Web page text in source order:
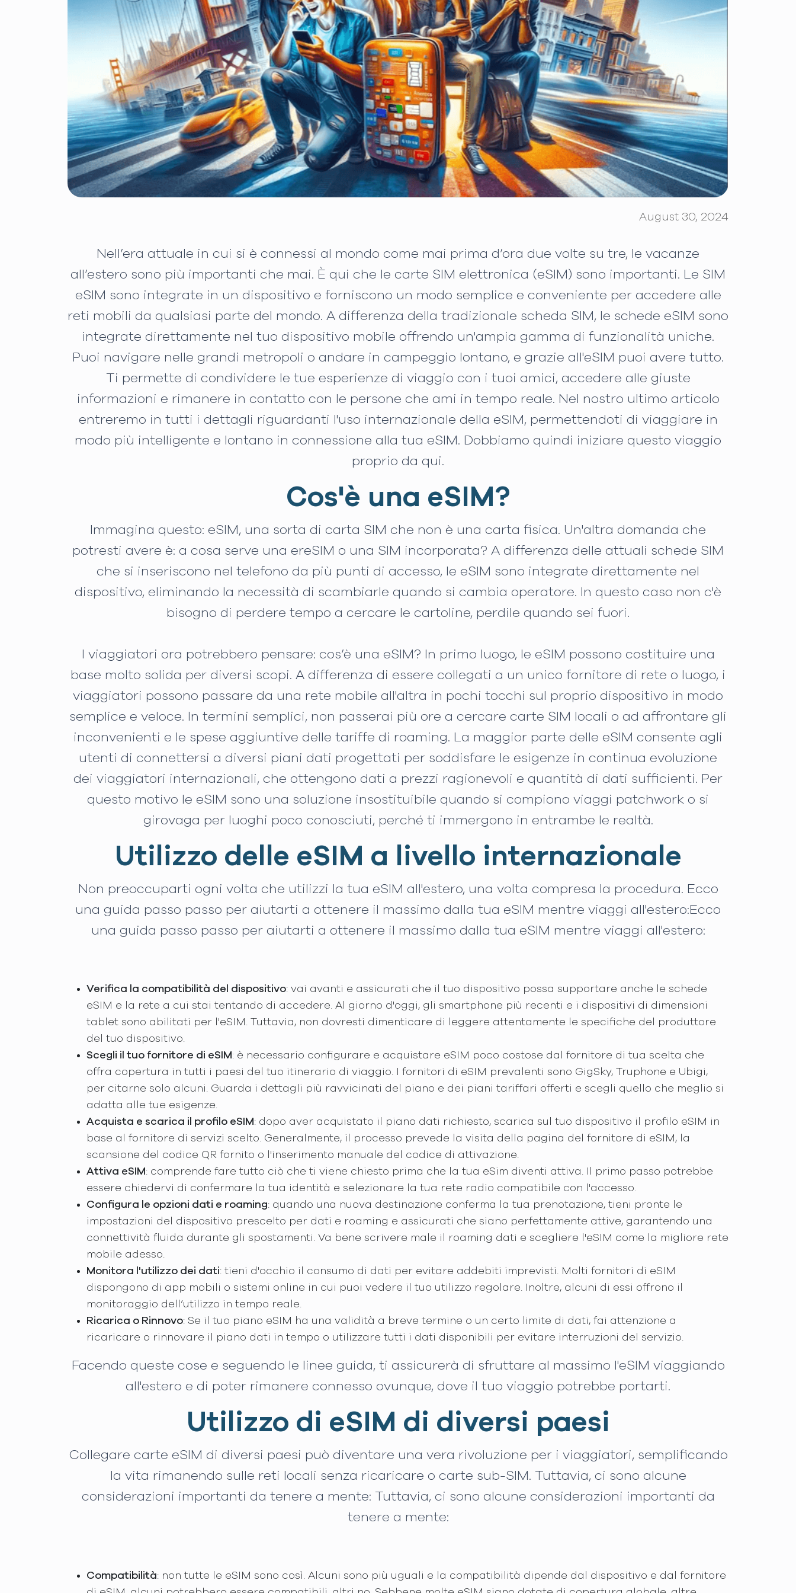
August 30, 2024
Nell’era attuale in cui si è connessi al mondo come mai prima d’ora due volte su tre, le vacanze
all’estero sono più importanti che mai. È qui che le carte SIM elettronica (eSIM) sono importanti. Le SIM
eSIM sono integrate in un dispositivo e forniscono un modo semplice e conveniente per accedere alle
reti mobili da qualsiasi parte del mondo. A differenza della tradizionale scheda SIM, le schede eSIM sono
integrate direttamente nel tuo dispositivo mobile offrendo un'ampia gamma di funzionalità uniche.
Puoi navigare nelle grandi metropoli o andare in campeggio lontano, e grazie all'eSIM puoi avere tutto.
Ti permette di condividere le tue esperienze di viaggio con i tuoi amici, accedere alle giuste
informazioni e rimanere in contatto con le persone che ami in tempo reale. Nel nostro ultimo articolo
entreremo in tutti i dettagli riguardanti l'uso internazionale della eSIM, permettendoti di viaggiare in
modo più intelligente e lontano in connessione alla tua eSIM. Dobbiamo quindi iniziare questo viaggio
proprio da qui.
Cos'è una eSIM?
Immagina questo: eSIM, una sorta di carta SIM che non è una carta fisica. Un'altra domanda che
potresti avere è: a cosa serve una ereSIM o una SIM incorporata? A differenza delle attuali schede SIM
che si inseriscono nel telefono da più punti di accesso, le eSIM sono integrate direttamente nel
dispositivo, eliminando la necessità di scambiarle quando si cambia operatore. In questo caso non c'è
bisogno di perdere tempo a cercare le cartoline, perdile quando sei fuori.
I viaggiatori ora potrebbero pensare: cos’è una eSIM? In primo luogo, le eSIM possono costituire una
base molto solida per diversi scopi. A differenza di essere collegati a un unico fornitore di rete o luogo, i
viaggiatori possono passare da una rete mobile all'altra in pochi tocchi sul proprio dispositivo in modo
semplice e veloce. In termini semplici, non passerai più ore a cercare carte SIM locali o ad affrontare gli
inconvenienti e le spese aggiuntive delle tariffe di roaming. La maggior parte delle eSIM consente agli
utenti di connettersi a diversi piani dati progettati per soddisfare le esigenze in continua evoluzione
dei viaggiatori internazionali, che ottengono dati a prezzi ragionevoli e quantità di dati sufficienti. Per
questo motivo le eSIM sono una soluzione insostituibile quando si compiono viaggi patchwork o si
girovaga per luoghi poco conosciuti, perché ti immergono in entrambe le realtà.
Utilizzo delle eSIM a livello internazionale
Non preoccuparti ogni volta che utilizzi la tua eSIM all'estero, una volta compresa la procedura. Ecco
una guida passo passo per aiutarti a ottenere il massimo dalla tua eSIM mentre viaggi all'estero:Ecco
una guida passo passo per aiutarti a ottenere il massimo dalla tua eSIM mentre viaggi all'estero:
Verifica la compatibilità del dispositivo: vai avanti e assicurati che il tuo dispositivo possa supportare anche le schede
eSIM e la rete a cui stai tentando di accedere. Al giorno d'oggi, gli smartphone più recenti e i dispositivi di dimensioni
tablet sono abilitati per l'eSIM. Tuttavia, non dovresti dimenticare di leggere attentamente le specifiche del produttore
del tuo dispositivo.
Scegli il tuo fornitore di eSIM: è necessario configurare e acquistare eSIM poco costose dal fornitore di tua scelta che
offra copertura in tutti i paesi del tuo itinerario di viaggio. I fornitori di eSIM prevalenti sono GigSky, Truphone e Ubigi,
per citarne solo alcuni. Guarda i dettagli più ravvicinati del piano e dei piani tariffari offerti e scegli quello che meglio si
adatta alle tue esigenze.
Acquista e scarica il profilo eSIM: dopo aver acquistato il piano dati richiesto, scarica sul tuo dispositivo il profilo eSIM in
base al fornitore di servizi scelto. Generalmente, il processo prevede la visita della pagina del fornitore di eSIM, la
scansione del codice QR fornito o l'inserimento manuale del codice di attivazione.
Attiva eSIM: comprende fare tutto ciò che ti viene chiesto prima che la tua eSim diventi attiva. Il primo passo potrebbe
essere chiedervi di confermare la tua identità e selezionare la tua rete radio compatibile con l'accesso.
Configura le opzioni dati e roaming: quando una nuova destinazione conferma la tua prenotazione, tieni pronte le
impostazioni del dispositivo prescelto per dati e roaming e assicurati che siano perfettamente attive, garantendo una
connettività fluida durante gli spostamenti. Va bene scrivere male il roaming dati e scegliere l'eSIM come la migliore rete
mobile adesso.
Monitora l'utilizzo dei dati: tieni d'occhio il consumo di dati per evitare addebiti imprevisti. Molti fornitori di eSIM
dispongono di app mobili o sistemi online in cui puoi vedere il tuo utilizzo regolare. Inoltre, alcuni di essi offrono il
monitoraggio dell’utilizzo in tempo reale.
Ricarica o Rinnovo: Se il tuo piano eSIM ha una validità a breve termine o un certo limite di dati, fai attenzione a
ricaricare o rinnovare il piano dati in tempo o utilizzare tutti i dati disponibili per evitare interruzioni del servizio.
Facendo queste cose e seguendo le linee guida, ti assicurerà di sfruttare al massimo l'eSIM viaggiando
all'estero e di poter rimanere connesso ovunque, dove il tuo viaggio potrebbe portarti.
Utilizzo di eSIM di diversi paesi
Collegare carte eSIM di diversi paesi può diventare una vera rivoluzione per i viaggiatori, semplificando
la vita rimanendo sulle reti locali senza ricaricare o carte sub-SIM. Tuttavia, ci sono alcune
considerazioni importanti da tenere a mente: Tuttavia, ci sono alcune considerazioni importanti da
tenere a mente:
Compatibilità: non tutte le eSIM sono così. Alcuni sono più uguali e la compatibilità dipende dal dispositivo e dal fornitore